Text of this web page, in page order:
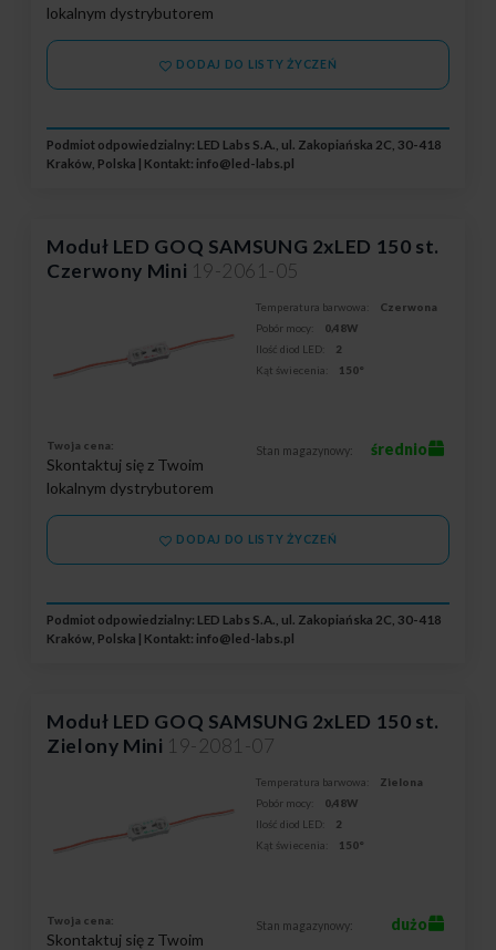
lokalnym dystrybutorem
DODAJ DO LISTY ŻYCZEŃ
Podmiot odpowiedzialny: LED Labs S.A., ul. Zakopiańska 2C, 30-418
Kraków, Polska | Kontakt: info@led-labs.pl
Moduł LED GOQ SAMSUNG 2xLED 150 st.
Czerwony Mini 19-2061-05
Temperatura barwowa:
Czerwona
Pobór mocy:
0,48W
Ilość diod LED:
2
Kąt świecenia:
150°
Twoja cena:
Skontaktuj się z Twoim
lokalnym dystrybutorem
Stan magazynowy: średnio
DODAJ DO LISTY ŻYCZEŃ
Podmiot odpowiedzialny: LED Labs S.A., ul. Zakopiańska 2C, 30-418
Kraków, Polska | Kontakt: info@led-labs.pl
Moduł LED GOQ SAMSUNG 2xLED 150 st.
Zielony Mini 19-2081-07
Temperatura barwowa:
Zielona
Pobór mocy:
0,48W
Ilość diod LED:
2
Kąt świecenia:
150°
Twoja cena:
Skontaktuj się z Twoim
Stan magazynowy: dużo